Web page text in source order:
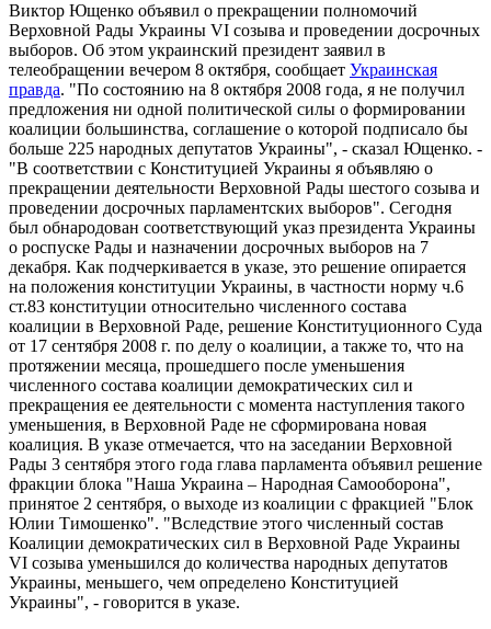
Виктор Ющенко объявил о прекращении полномочий
Верховной Рады Украины VI созыва и проведении досрочных
выборов. Об этом украинский президент заявил в
телеобращении вечером 8 октября, сообщает Украинская
правда. "По состоянию на 8 октября 2008 года, я не получил
предложения ни одной политической силы о формировании
коалиции большинства, соглашение о которой подписало бы
больше 225 народных депутатов Украины", - сказал Ющенко. -
"В соответствии с Конституцией Украины я объявляю о
прекращении деятельности Верховной Рады шестого созыва и
проведении досрочных парламентских выборов". Сегодня
был обнародован соответствующий указ президента Украины
о роспуске Рады и назначении досрочных выборов на 7
декабря. Как подчеркивается в указе, это решение опирается
на положения конституции Украины, в частности норму ч.6
ст.83 конституции относительно численного состава
коалиции в Верховной Раде, решение Конституционного Суда
от 17 сентября 2008 г. по делу о коалиции, а также то, что на
протяжении месяца, прошедшего после уменьшения
численного состава коалиции демократических сил и
прекращения ее деятельности с момента наступления такого
уменьшения, в Верховной Раде не сформирована новая
коалиция. В указе отмечается, что на заседании Верховной
Рады 3 сентября этого года глава парламента объявил решение
фракции блока "Наша Украина – Народная Самооборона",
принятое 2 сентября, о выходе из коалиции с фракцией "Блок
Юлии Тимошенко". "Вследствие этого численный состав
Коалиции демократических сил в Верховной Раде Украины
VI созыва уменьшился до количества народных депутатов
Украины, меньшего, чем определено Конституцией
Украины", - говорится в указе.